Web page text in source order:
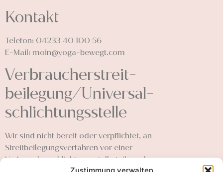
Kontakt
Telefon: 04233 40 100 56
E-Mail: moin@yoga-bewegt.com
Verbraucher­streit­
beilegung/Universal­
schlichtungs­stelle
Wir sind nicht bereit oder verpflichtet, an
Streitbeilegungsverfahren vor einer
Verbraucherschlichtungsstelle teilzunehmen.